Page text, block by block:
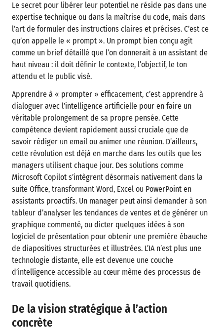
Le secret pour libérer leur potentiel ne réside pas dans une
expertise technique ou dans la maîtrise du code, mais dans
l’art de formuler des instructions claires et précises. C’est ce
qu’on appelle le « prompt ». Un prompt bien conçu agit
comme un brief détaillé que l’on donnerait à un assistant de
haut niveau : il doit définir le contexte, l’objectif, le ton
attendu et le public visé.
Apprendre à « prompter » efficacement, c’est apprendre à
dialoguer avec l’intelligence artificielle pour en faire un
véritable prolongement de sa propre pensée. Cette
compétence devient rapidement aussi cruciale que de
savoir rédiger un email ou animer une réunion. D’ailleurs,
cette révolution est déjà en marche dans les outils que les
managers utilisent chaque jour. Des solutions comme
Microsoft Copilot s’intègrent désormais nativement dans la
suite Office, transformant Word, Excel ou PowerPoint en
assistants proactifs. Un manager peut ainsi demander à son
tableur d’analyser les tendances de ventes et de générer un
graphique commenté, ou dicter quelques idées à son
logiciel de présentation pour obtenir une première ébauche
de diapositives structurées et illustrées. L’IA n’est plus une
technologie distante, elle est devenue une couche
d’intelligence accessible au cœur même des processus de
travail quotidiens.
De la vision stratégique à l’action
concrète